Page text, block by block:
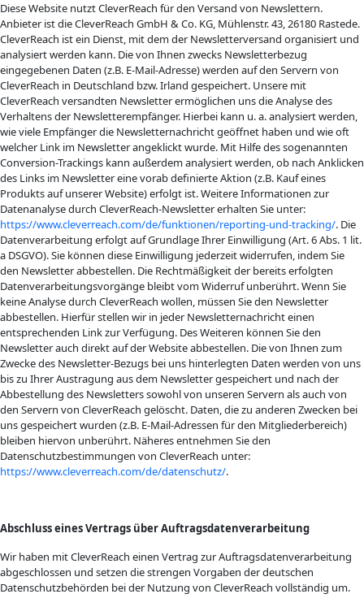
Diese Website nutzt CleverReach für den Versand von Newslettern.
Anbieter ist die CleverReach GmbH & Co. KG, Mühlenstr. 43, 26180 Rastede.
CleverReach ist ein Dienst, mit dem der Newsletterversand organisiert und
analysiert werden kann. Die von Ihnen zwecks Newsletterbezug
eingegebenen Daten (z.B. E-Mail-Adresse) werden auf den Servern von
CleverReach in Deutschland bzw. Irland gespeichert. Unsere mit
CleverReach versandten Newsletter ermöglichen uns die Analyse des
Verhaltens der Newsletterempfänger. Hierbei kann u. a. analysiert werden,
wie viele Empfänger die Newsletternachricht geöffnet haben und wie oft
welcher Link im Newsletter angeklickt wurde. Mit Hilfe des sogenannten
Conversion-Trackings kann außerdem analysiert werden, ob nach Anklicken
des Links im Newsletter eine vorab definierte Aktion (z.B. Kauf eines
Produkts auf unserer Website) erfolgt ist. Weitere Informationen zur
Datenanalyse durch CleverReach-Newsletter erhalten Sie unter:
https://www.cleverreach.com/de/funktionen/reporting-und-tracking/. Die
Datenverarbeitung erfolgt auf Grundlage Ihrer Einwilligung (Art. 6 Abs. 1 lit.
a DSGVO). Sie können diese Einwilligung jederzeit widerrufen, indem Sie
den Newsletter abbestellen. Die Rechtmäßigkeit der bereits erfolgten
Datenverarbeitungsvorgänge bleibt vom Widerruf unberührt. Wenn Sie
keine Analyse durch CleverReach wollen, müssen Sie den Newsletter
abbestellen. Hierfür stellen wir in jeder Newsletternachricht einen
entsprechenden Link zur Verfügung. Des Weiteren können Sie den
Newsletter auch direkt auf der Website abbestellen. Die von Ihnen zum
Zwecke des Newsletter-Bezugs bei uns hinterlegten Daten werden von uns
bis zu Ihrer Austragung aus dem Newsletter gespeichert und nach der
Abbestellung des Newsletters sowohl von unseren Servern als auch von
den Servern von CleverReach gelöscht. Daten, die zu anderen Zwecken bei
uns gespeichert wurden (z.B. E-Mail-Adressen für den Mitgliederbereich)
bleiben hiervon unberührt. Näheres entnehmen Sie den
Datenschutzbestimmungen von CleverReach unter:
https://www.cleverreach.com/de/datenschutz/.
Abschluss eines Vertrags über Auftragsdatenverarbeitung
Wir haben mit CleverReach einen Vertrag zur Auftragsdatenverarbeitung
abgeschlossen und setzen die strengen Vorgaben der deutschen
Datenschutzbehörden bei der Nutzung von CleverReach vollständig um.